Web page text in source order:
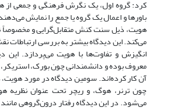
کرد: گروه اول، یک نگرش فرهنگی و جمعی از
باورها و اعمال یک گروه یا جمع را نمایش
هویت، ذیل سنت کنش متقابل‌گرایی و مخصوصاً
می‌کند. این دیدگاه بیشتر به بررسی ارتباطات
انگیزش و تفاوت‌ها با هویت می‌پردازد. این
معروف بوده و دانشمندانی چون بورک،
آن کار کرده‌اند. سومین دیدگاه در مورد هویت،
چون ترنر، هوگ، و ریچر تحت عنوان نظریه
می‌شود. در این دیدگاه رفتار درون‌گروهی مانند